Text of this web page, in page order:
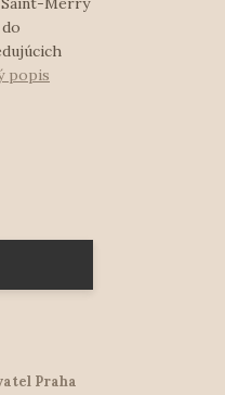
popis
Praha